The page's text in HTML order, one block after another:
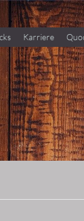
Karriere